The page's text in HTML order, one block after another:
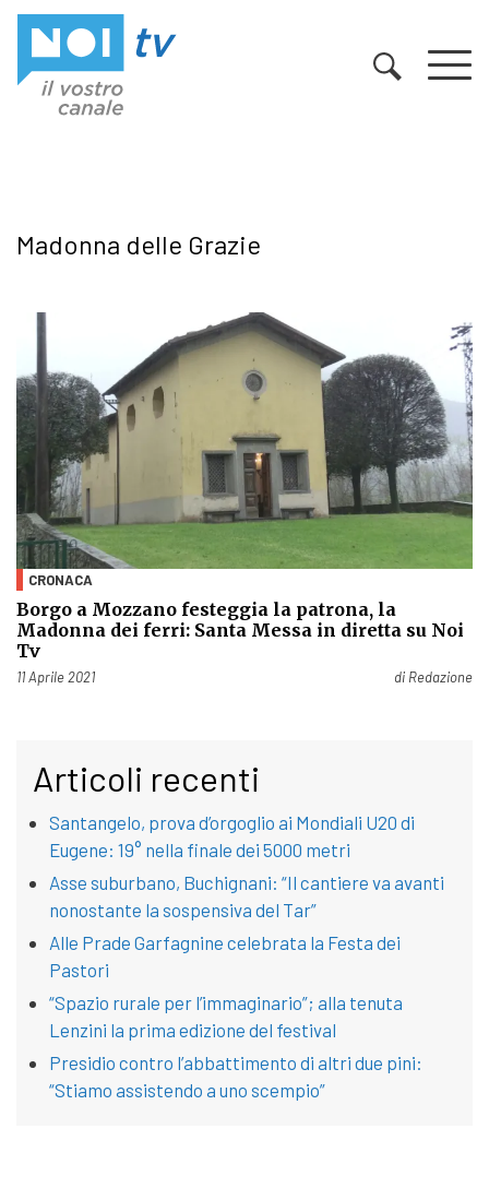
Madonna delle Grazie
CRONACA
Borgo a Mozzano festeggia la patrona, la
Madonna dei ferri: Santa Messa in diretta su Noi
Tv
Pubblicato il
11 Aprile 2021 di Redazione
Articoli recenti
Santangelo, prova d’orgoglio ai Mondiali U20 di
Eugene: 19° nella finale dei 5000 metri
Asse suburbano, Buchignani: “Il cantiere va avanti
nonostante la sospensiva del Tar”
Alle Prade Garfagnine celebrata la Festa dei
Pastori
“Spazio rurale per l’immaginario”; alla tenuta
Lenzini la prima edizione del festival
Presidio contro l’abbattimento di altri due pini:
“Stiamo assistendo a uno scempio”